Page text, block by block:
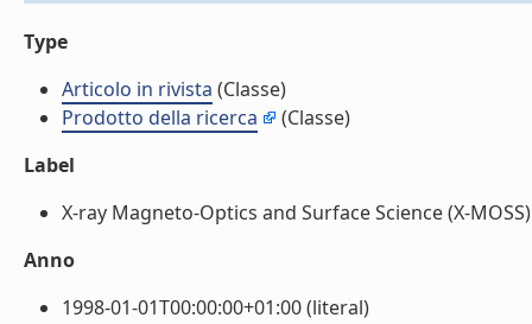
Type
Articolo in rivista (Classe)
Prodotto della ricerca
(Classe)
Label
X-ray Magneto-Optics and Surface Science (X-
Anno
1998-01-01T00:00:00+01:00 (literal)